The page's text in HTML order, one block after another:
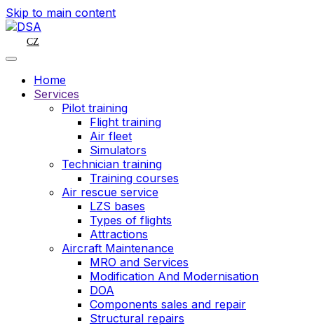
Skip to main content
CZ
Home
Services
Pilot training
Flight training
Air fleet
Simulators
Technician training
Training courses
Air rescue service
LZS bases
Types of flights
Attractions
Aircraft Maintenance
MRO and Services
Modification And Modernisation
DOA
Components sales and repair
Structural repairs